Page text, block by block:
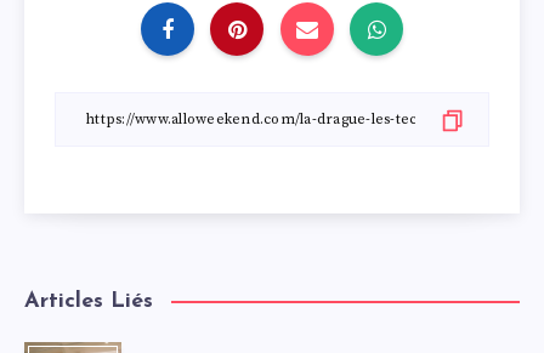
Articles Liés